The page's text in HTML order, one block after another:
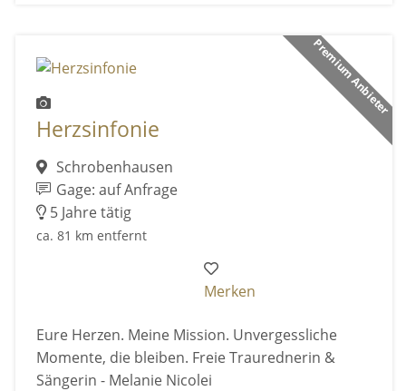
Premium Anbieter
Herzsinfonie
Schrobenhausen
Gage: auf Anfrage
5 Jahre tätig
ca. 81 km entfernt
Merken
Eure Herzen. Meine Mission. Unvergessliche
Momente, die bleiben. Freie Traurednerin &
Sängerin - Melanie Nicolei